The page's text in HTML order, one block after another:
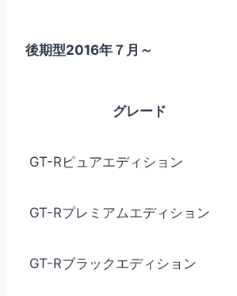
後期型2016年７月～
グレード
GT-Rピュアエディション
GT-Rプレミアムエディション
GT-Rブラックエディション